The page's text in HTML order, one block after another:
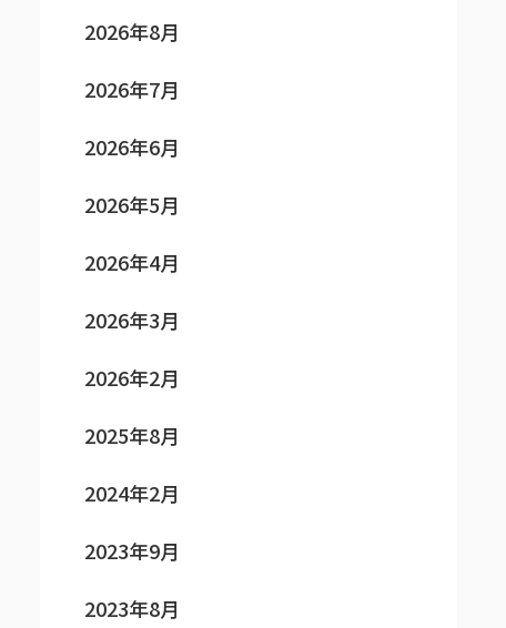
2026年8月
2026年7月
2026年6月
2026年5月
2026年4月
2026年3月
2026年2月
2025年8月
2024年2月
2023年9月
2023年8月